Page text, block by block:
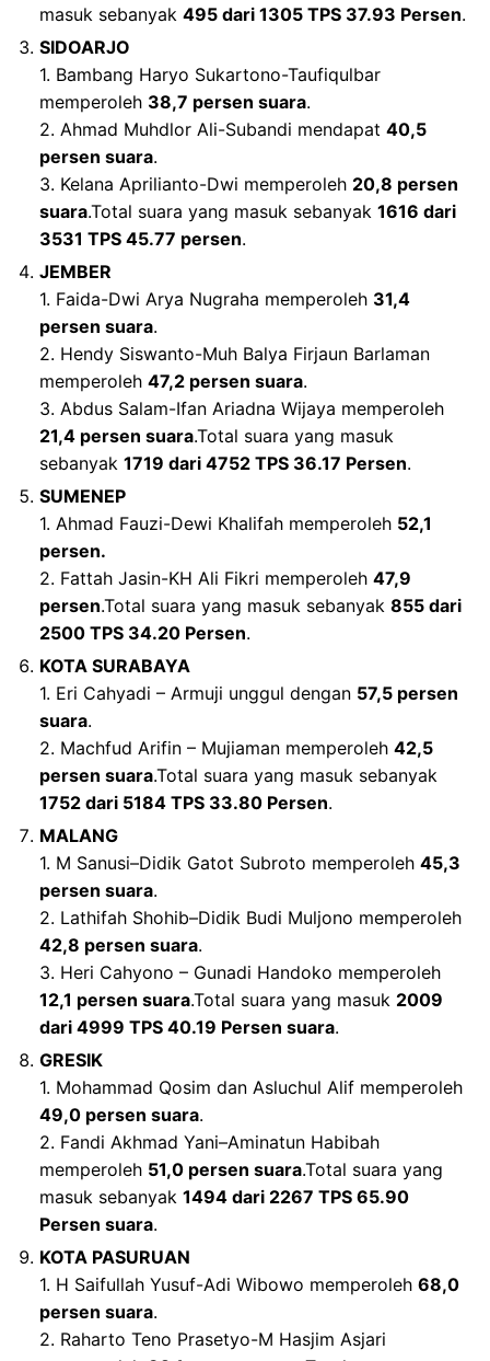
masuk sebanyak 495 dari 1305 TPS 37.93 Persen.
SIDOARJO
1. Bambang Haryo Sukartono-Taufiqulbar
memperoleh 38,7 persen suara.
2. Ahmad Muhdlor Ali-Subandi mendapat 40,5
persen suara.
3. Kelana Aprilianto-Dwi memperoleh 20,8 persen
suara.Total suara yang masuk sebanyak 1616 dari
3531 TPS 45.77 persen.
JEMBER
1. Faida-Dwi Arya Nugraha memperoleh 31,4
persen suara.
2. Hendy Siswanto-Muh Balya Firjaun Barlaman
memperoleh 47,2 persen suara.
3. Abdus Salam-Ifan Ariadna Wijaya memperoleh
21,4 persen suara.Total suara yang masuk
sebanyak 1719 dari 4752 TPS 36.17 Persen.
SUMENEP
1. Ahmad Fauzi-Dewi Khalifah memperoleh 52,1
persen.
2. Fattah Jasin-KH Ali Fikri memperoleh 47,9
persen.Total suara yang masuk sebanyak 855 dari
2500 TPS 34.20 Persen.
KOTA SURABAYA
1. Eri Cahyadi – Armuji unggul dengan 57,5 persen
suara.
2. Machfud Arifin – Mujiaman memperoleh 42,5
persen suara.Total suara yang masuk sebanyak
1752 dari 5184 TPS 33.80 Persen.
MALANG
1. M Sanusi–Didik Gatot Subroto memperoleh 45,3
persen suara.
2. Lathifah Shohib–Didik Budi Muljono memperoleh
42,8 persen suara.
3. Heri Cahyono – Gunadi Handoko memperoleh
12,1 persen suara.Total suara yang masuk 2009
dari 4999 TPS 40.19 Persen suara.
GRESIK
1. Mohammad Qosim dan Asluchul Alif memperoleh
49,0 persen suara.
2. Fandi Akhmad Yani–Aminatun Habibah
memperoleh 51,0 persen suara.Total suara yang
masuk sebanyak 1494 dari 2267 TPS 65.90
Persen suara.
KOTA PASURUAN
1. H Saifullah Yusuf-Adi Wibowo memperoleh 68,0
persen suara.
2. Raharto Teno Prasetyo-M Hasjim Asjari